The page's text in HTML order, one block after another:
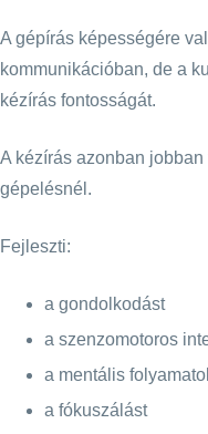
A gépírás képességére
kommunikációban, de a
kézírás fontosságát.
A kézírás azonban
gépelésnél.
Fejleszti:
a gondolkodást
a szenzomotoros
a mentális
a fókuszálást